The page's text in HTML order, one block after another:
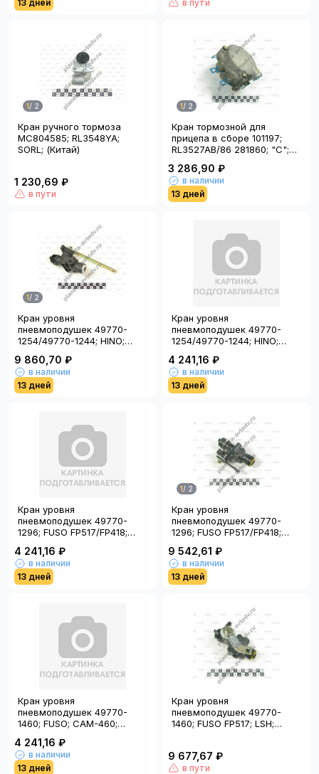
13 дней в пути
1/ 2
Кран ручного тормоза
MC804585; RL3548YA;
SORL; (Китай)
1 230,69 ₽
в пути
1/ 2
Кран тормозной для
прицепа в сборе 101197;
RL3527AB/86 281860; "C";
3 286,90 ₽
в наличии
13 дней
1/ 2
Кран уровня
пневмоподушек 49770-
1254/49770-1244; HINO;
9 860,70 ₽
в наличии
13 дней
Кран уровня
пневмоподушек 49770-
1254/49770-1244; HINO;
4 241,16 ₽
в наличии
13 дней
Кран уровня
пневмоподушек 49770-
1296; FUSO FP517/FP418;
4 241,16 ₽
в наличии
13 дней
1/ 2
Кран уровня
пневмоподушек 49770-
1296; FUSO FP517/FP418;
HY
9 542,61 ₽
в наличии
13 дней
Кран уровня
пневмоподушек 49770-
1460; FUSO; CAM-460;
4 241,16 ₽
в наличии
13 дней
Кран уровня
пневмоподушек 49770-
1460; FUSO FP517; LSH;
9 677,67 ₽
в пути